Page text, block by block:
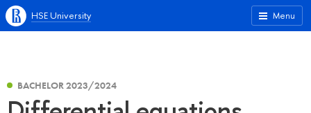
Menu
HSE University
BACHELOR 2023/2024